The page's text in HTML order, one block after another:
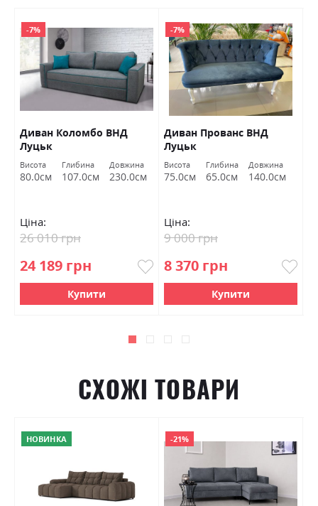
-7%
Диван Коломбо ВНД
Луцьк
Висота
80.0см
Глибина
107.0см
Довжина
230.0см
Ціна:
24 189 грн
26 010 грн
Купити
-7%
Диван Прованс ВНД
Луцьк
Висота
75.0см
Глибина
65.0см
Довжина
140.0см
Ціна:
8 370 грн
9 000 грн
Купити
СХОЖІ ТОВАРИ
НОВИНКА -21%